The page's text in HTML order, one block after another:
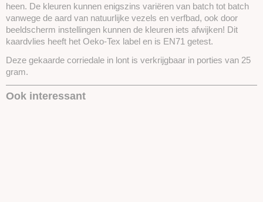
heen. De kleuren kunnen enigszins variëren van batch tot batch
vanwege de aard van natuurlijke vezels en verfbad, ook door
beeldscherm instellingen kunnen de kleuren iets afwijken! Dit
kaardvlies heeft het Oeko-Tex label en is EN71 getest.
Deze gekaarde corriedale in lont is verkrijgbaar in porties van 25
gram.
Ook interessant